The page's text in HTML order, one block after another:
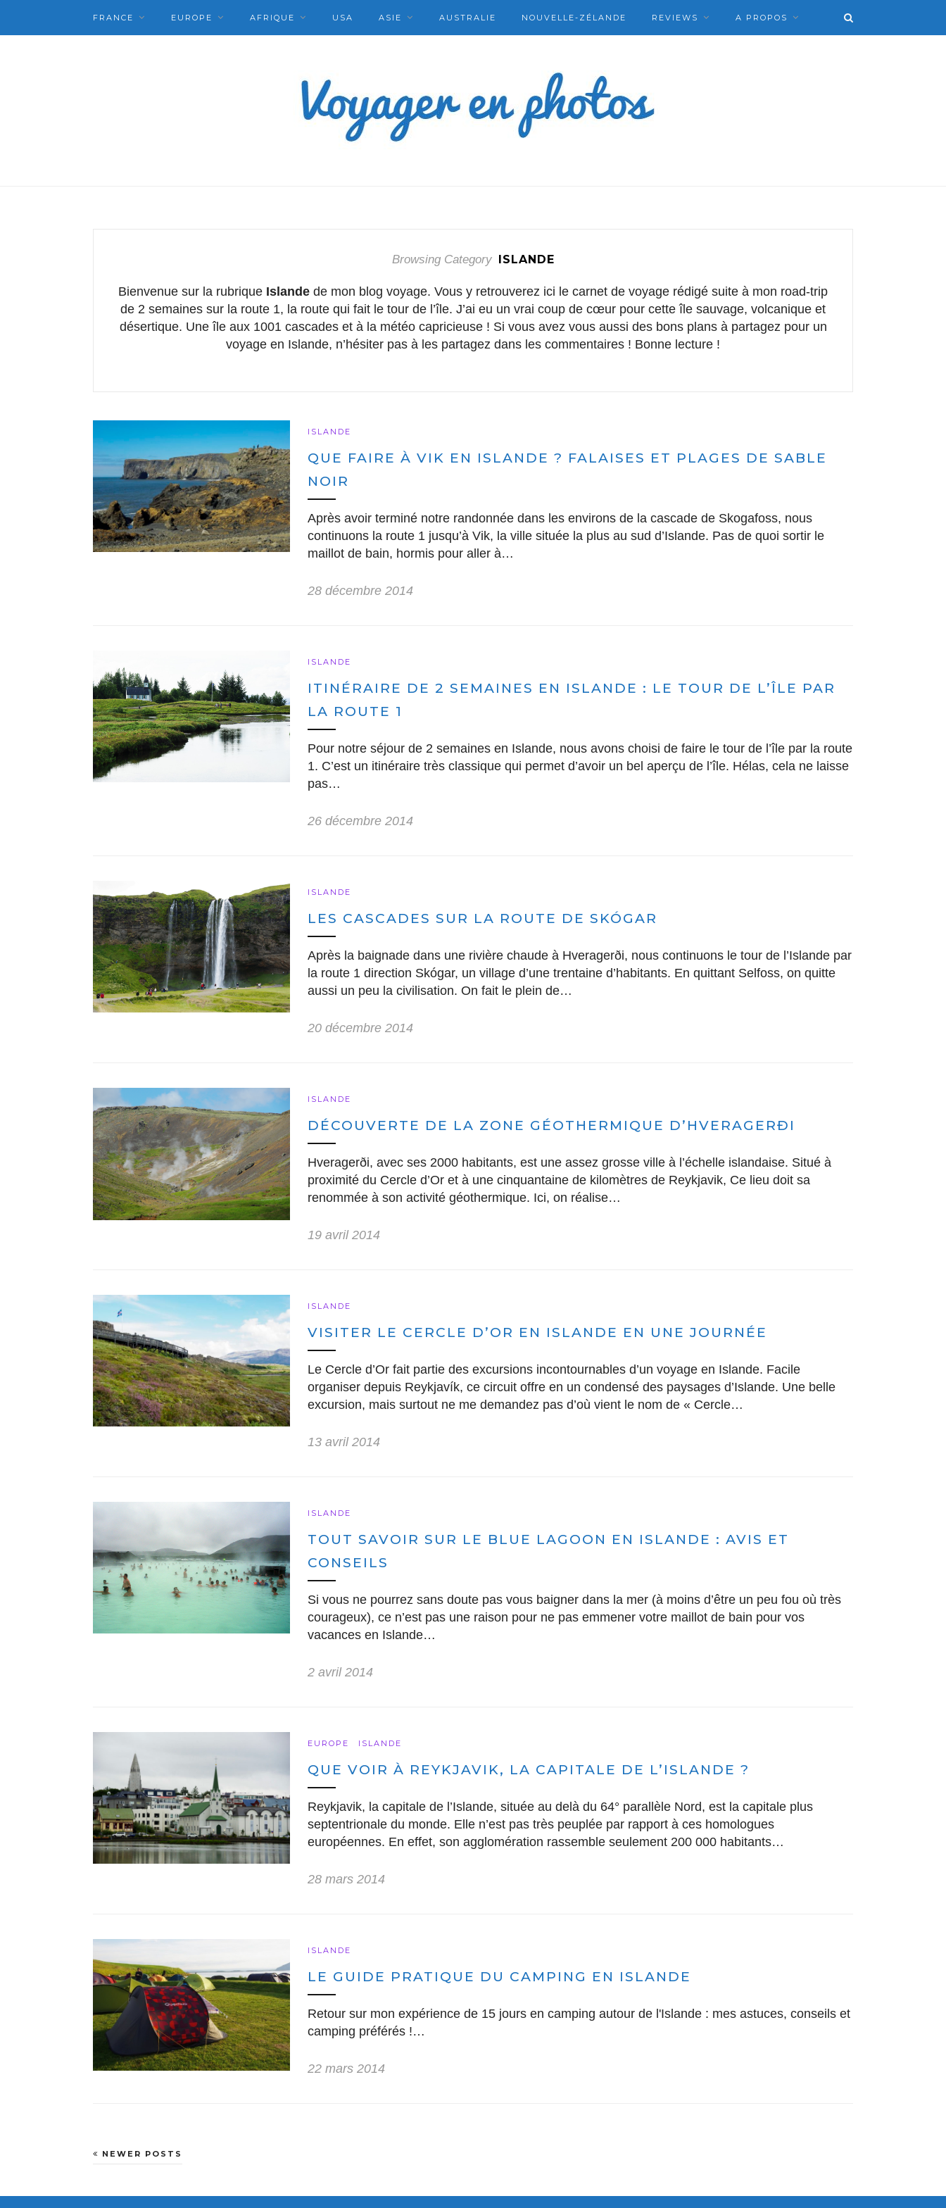
FRANCE EUROPE AFRIQUE USA ASIE AUSTRALIE NOUVELLE-ZÉLANDE REVIEWS A PROPOS
Browsing Category ISLANDE
Bienvenue sur la rubrique Islande de mon blog voyage. Vous y retrouverez ici le carnet de voyage rédigé suite à mon road-trip
de 2 semaines sur la route 1, la route qui fait le tour de l’île. J’ai eu un vrai coup de cœur pour cette île sauvage, volcanique et
désertique. Une île aux 1001 cascades et à la météo capricieuse ! Si vous avez vous aussi des bons plans à partagez pour un
voyage en Islande, n’hésiter pas à les partagez dans les commentaires ! Bonne lecture !
ISLANDE
QUE FAIRE À VIK EN ISLANDE ? FALAISES ET PLAGES DE SABLE
NOIR
Après avoir terminé notre randonnée dans les environs de la cascade de Skogafoss, nous
continuons la route 1 jusqu’à Vik, la ville située la plus au sud d’Islande. Pas de quoi sortir le
maillot de bain, hormis pour aller à…
28 décembre 2014
ISLANDE
ITINÉRAIRE DE 2 SEMAINES EN ISLANDE : LE TOUR DE L’ÎLE PAR
LA ROUTE 1
Pour notre séjour de 2 semaines en Islande, nous avons choisi de faire le tour de l’île par la route
1. C’est un itinéraire très classique qui permet d’avoir un bel aperçu de l’île. Hélas, cela ne laisse
pas…
26 décembre 2014
ISLANDE
LES CASCADES SUR LA ROUTE DE SKÓGAR
Après la baignade dans une rivière chaude à Hveragerði, nous continuons le tour de l’Islande par
la route 1 direction Skógar, un village d’une trentaine d’habitants. En quittant Selfoss, on quitte
aussi un peu la civilisation. On fait le plein de…
20 décembre 2014
ISLANDE
DÉCOUVERTE DE LA ZONE GÉOTHERMIQUE D’HVERAGERÐI
Hveragerði, avec ses 2000 habitants, est une assez grosse ville à l’échelle islandaise. Situé à
proximité du Cercle d’Or et à une cinquantaine de kilomètres de Reykjavik, Ce lieu doit sa
renommée à son activité géothermique. Ici, on réalise…
19 avril 2014
ISLANDE
VISITER LE CERCLE D’OR EN ISLANDE EN UNE JOURNÉE
Le Cercle d’Or fait partie des excursions incontournables d’un voyage en Islande. Facile
organiser depuis Reykjavík, ce circuit offre en un condensé des paysages d’Islande. Une belle
excursion, mais surtout ne me demandez pas d’où vient le nom de « Cercle…
13 avril 2014
ISLANDE
TOUT SAVOIR SUR LE BLUE LAGOON EN ISLANDE : AVIS ET
CONSEILS
Si vous ne pourrez sans doute pas vous baigner dans la mer (à moins d’être un peu fou où très
courageux), ce n’est pas une raison pour ne pas emmener votre maillot de bain pour vos
vacances en Islande…
2 avril 2014
EUROPE ISLANDE
QUE VOIR À REYKJAVIK, LA CAPITALE DE L’ISLANDE ?
Reykjavik, la capitale de l’Islande, située au delà du 64° parallèle Nord, est la capitale plus
septentrionale du monde. Elle n’est pas très peuplée par rapport à ces homologues
européennes. En effet, son agglomération rassemble seulement 200 000 habitants…
28 mars 2014
ISLANDE
LE GUIDE PRATIQUE DU CAMPING EN ISLANDE
Retour sur mon expérience de 15 jours en camping autour de l'Islande : mes astuces, conseils et
camping préférés !…
22 mars 2014
NEWER POSTS